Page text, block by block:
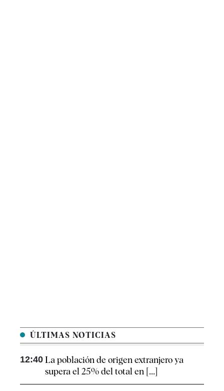
ÚLTIMAS NOTICIAS
12:40 La población de origen extranjero ya
supera el 25% del total en [...]